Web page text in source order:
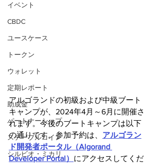
イベント
CBDC
ユースケース
トークン
ウォレット
定期レポート
助成金
パートナーシップ
ステーブルコイン
シルビオ・ミカリ
アルゴランドの初級および中級ブート
キャンプが、2024年4月～6月に開催さ
れます。今後のブートキャンプは以下
の通りです。参加予約は、 アルゴラン
ド開発者ポータル（Algorand
Developer Portal） にアクセスしてくだ